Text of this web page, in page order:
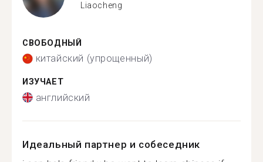
Liaocheng
СВОБОДНЫЙ
китайский (упрощенный)
ИЗУЧАЕТ
английский
Идеальный партнер и собеседник